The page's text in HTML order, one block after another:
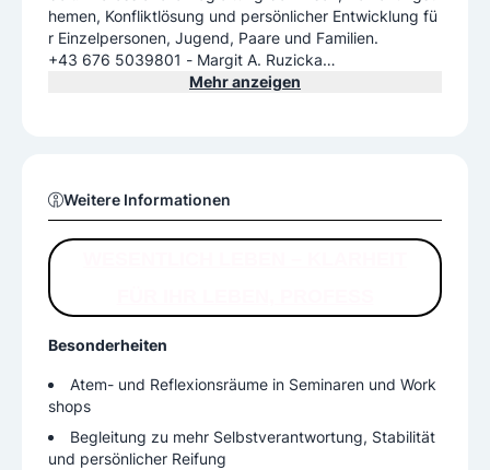
hemen, Konfliktlösung und persönlicher Entwicklung fü
r Einzelpersonen, Jugend, Paare und Familien.
+43 676 5039801 - Margit A. Ruzicka
+43 676 7778999 - Volkmar Ruzicka MSc.
Mehr anzeigen
Weitere Informationen
Besonderheiten
Atem- und Reflexionsräume in Seminaren und Work
shops
Begleitung zu mehr Selbstverantwortung, Stabilität
und persönlicher Reifung